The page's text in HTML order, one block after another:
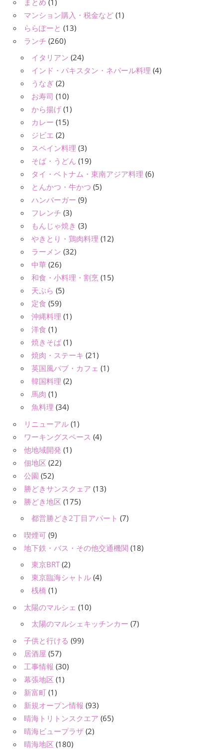
マンション購入・税金など (1)
ららぽーと (13)
ランチ (260)
イタリアン (24)
インド・パキスタン・ネパール料理 (4)
うなぎ (2)
お寿司 (10)
から揚げ (1)
カレー (15)
ジビエ (2)
スペイン料理 (3)
そば・うどん (19)
タイ・ベトナム・東南アジア料理 (6)
とんかつ・牛かつ (5)
ハンバーガー (9)
フレンチ (3)
もんじゃ焼き (3)
やきとり・鶏肉料理 (12)
ラーメン (32)
中華 (26)
和食・小料理・割烹 (15)
天ぷら (5)
定食 (59)
沖縄料理 (1)
洋食 (1)
焼きそば (1)
焼肉・ステーキ (21)
英国風パブ・カフェ (1)
韓国料理 (2)
馬肉 (1)
魚料理 (34)
リニューアル (1)
ワーキングスペース (4)
他地域開発 (1)
佃地区 (22)
公園 (52)
勝どきサンスクェア (13)
勝どき地区 (175)
都営勝どき2丁目アパート (7)
喫煙可 (9)
地下鉄・バス・その他交通機関 (18)
東京BRT (2)
東京臨海シャトル (4)
桟橋 (1)
太陽のマルシェ (10)
太陽のマルシェキッチンカー (7)
子供と行ける (99)
居酒屋 (57)
工事情報 (30)
幕張地区 (1)
新富町 (1)
新規オープン情報 (93)
晴海トリトンスクエア (65)
晴海ビュープラザ (2)
晴海地区 (180)